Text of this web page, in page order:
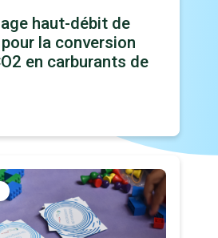
haut-débit de
la conversion
en carburants de